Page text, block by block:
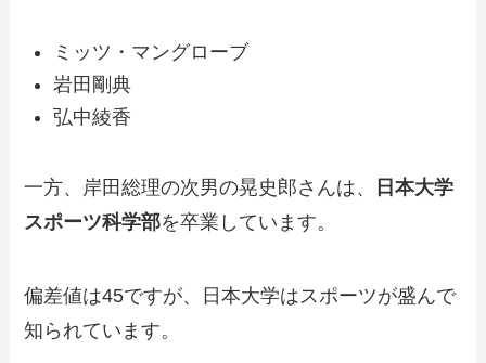
ミッツ・マングローブ
岩田剛典
弘中綾香
一方、岸田総理の次男の晃史郎さんは、
日本大学
スポーツ科学部を卒業しています。
偏差値は45ですが、日本大学はスポーツが盛んで
知られています。